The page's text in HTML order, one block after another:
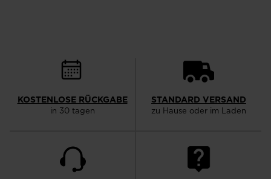
KOSTENLOSE RÜCKGABE
in 30 tagen
STANDARD VERSAND
zu Hause oder im Laden